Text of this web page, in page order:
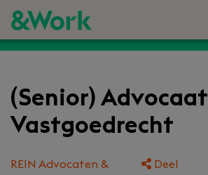
(Senior) Advocaat
Vastgoedrecht
REIN Advocaten &
Deel